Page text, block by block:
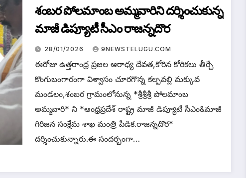
శంబర పోలమాంబ అమ్మవారిని దర్శించుకున్న
మాజీ డిప్యూటీ సీఎం రాజన్నదొర
28/01/2026 9NEWSTELUGU.COM
ఈరోజు ఉత్తరాంధ్ర ప్రజల ఆరాధ్య దేవత,కోరిన కోరికలు తీర్చే
కొంగుబంగారంగా విశ్వాసం చూరగొన్న కల్పవల్లి మక్కువ
మండలం,శంబర గ్రామంలోనున్న *శ్రీశ్రీశ్రీ పోలమాంబ
అమ్మవారి* ని *ఆంధ్రప్రదేశ్ రాష్ట్ర మాజీ డిప్యూటీ సీఎం&మాజీ
గిరిజన సంక్షేమ శాఖ మంత్రి పీడిక.రాజన్నదొర*
దర్శించుకున్నారు.ఈ సందర్భంగా…